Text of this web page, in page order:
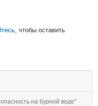
, чтобы оставить
на бурной воде"